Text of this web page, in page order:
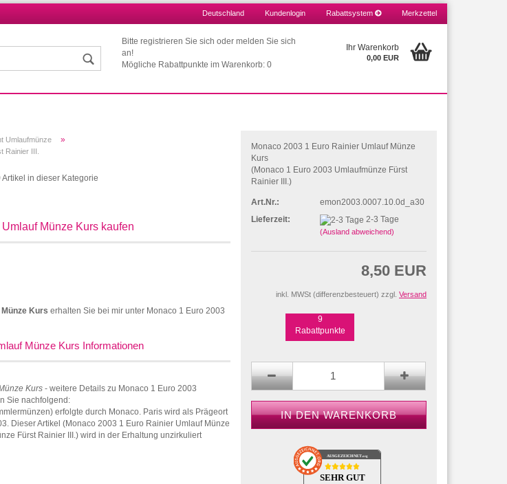
Deutschland
Wohnort
Kundenlogin Rabattsystem Merkzettel
Bitte registrieren Sie sich oder melden Sie sich
an!
Mögliche Rabattpunkte im Warenkorb: 0
Ihr Warenkorb
0,00 EUR
Umlaufmünze »
Rainier III.
Artikel in dieser Kategorie
Münze Kurs kaufen
Kurs erhalten Sie bei mir unter Monaco 1 Euro 2003
Münze Kurs Informationen
Kurs - weitere Details zu Monaco 1 Euro 2003
Sie nachfolgend:
erfolgte durch Monaco. Paris wird als Prägeort
Dieser Artikel (Monaco 2003 1 Euro Rainier Umlauf Münze
Fürst Rainier III.) wird in der Erhaltung unzirkuliert
Monaco 2003 1 Euro Rainier Umlauf Münze
Kurs
(Monaco 1 Euro 2003 Umlaufmünze Fürst
Rainier III.)
Art.Nr.:
emon2003.0007.10.0d_a30
Lieferzeit:
2-3 Tage
(Ausland abweichend)
8,50 EUR
inkl. MWSt (differenzbesteuert) zzgl. Versand
9
Rabattpunkte
AUSGEZEICHNET.org
SEHR GUT